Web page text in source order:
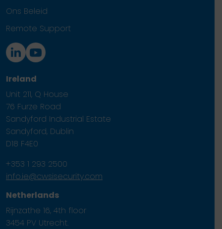
Ons Beleid
Remote Support
Ireland
Unit 211, Q House
76 Furze Road
Sandyford Industrial Estate
Sandyford, Dublin
D18 F4E0
+353 1 293 2500
info.ie@cwsisecurity.com
Netherlands
Rijnzathe 16, 4th floor
3454 PV Utrecht.